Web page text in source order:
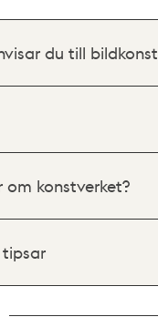
du till bildkonst
konstverket?